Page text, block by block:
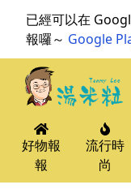
已經可以在
報囉～ Google
好物報
報
流行時
尚